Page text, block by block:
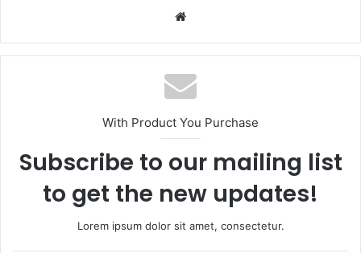
Website
With Product You Purchase
Subscribe to our mailing list
to get the new updates!
Lorem ipsum dolor sit amet, consectetur.